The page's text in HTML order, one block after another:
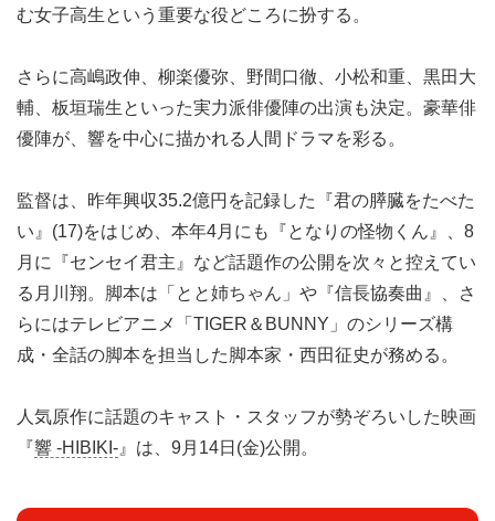
む女子高生という重要な役どころに扮する。
さらに高嶋政伸、柳楽優弥、野間口徹、小松和重、黒田大
輔、板垣瑞生といった実力派俳優陣の出演も決定。豪華俳
優陣が、響を中心に描かれる人間ドラマを彩る。
監督は、昨年興収35.2億円を記録した『君の膵臓をたべた
い』(17)をはじめ、本年4月にも『となりの怪物くん』、8
月に『センセイ君主』など話題作の公開を次々と控えてい
る月川翔。脚本は「とと姉ちゃん」や『信長協奏曲』、さ
らにはテレビアニメ「TIGER＆BUNNY」のシリーズ構
成・全話の脚本を担当した脚本家・西田征史が務める。
人気原作に話題のキャスト・スタッフが勢ぞろいした映画
『響 -HIBIKI- 』は、9月14日(金)公開。